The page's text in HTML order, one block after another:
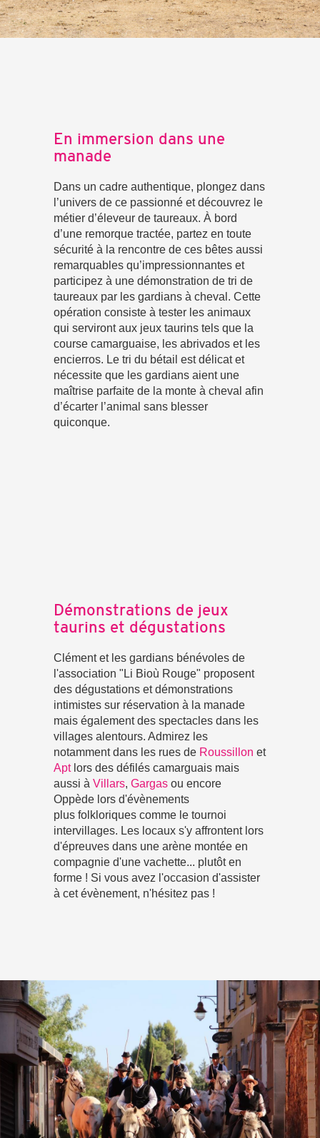
En immersion dans une
manade
Dans un cadre authentique, plongez dans
l’univers de ce passionné et découvrez le
métier d’éleveur de taureaux. À bord
d’une remorque tractée, partez en toute
sécurité à la rencontre de ces bêtes aussi
remarquables qu’impressionnantes et
participez à une démonstration de tri de
taureaux par les gardians à cheval. Cette
opération consiste à tester les animaux
qui serviront aux jeux taurins tels que la
course camarguaise, les abrivados et les
encierros. Le tri du bétail est délicat et
nécessite que les gardians aient une
maîtrise parfaite de la monte à cheval afin
d’écarter l’animal sans blesser
quiconque.
Démonstrations de jeux
taurins et dégustations
Clément et les gardians bénévoles de
l'association "Li Bioù Rouge" proposent
des dégustations et démonstrations
intimistes sur réservation à la manade
mais également des spectacles dans les
villages alentours. Admirez les
notamment dans les rues de Roussillon et
Aptlors des défilés camarguais mais
aussi à Villars, Gargas ou encore
Oppède lors d'évènements
plus folkloriques comme le tournoi
intervillages. Les locaux s'y affrontent lors
d'épreuves dans une arène montée en
compagnie d'une vachette... plutôt en
forme ! Si vous avez l'occasion d'assister
à cet évènement, n'hésitez pas !